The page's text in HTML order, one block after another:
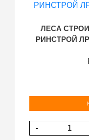
ЛЕСА
РИНСТРОЙ
-